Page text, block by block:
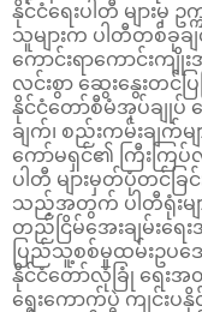
နိုင်ငံရေးပါတီ များမှ ဥက္
သူများက ပါတီတစ်ခုခ
ကောင်းရာကောင်းကျို
လင်းစွာ ဆွေးနွေးတင်ပ
နိုင်ငံတော်စီမံအုပ်ချုပ်
ချက်၊ စည်းကမ်းချက်မ
ကော်မရှင်၏ ကြီးကြပ်
ပါတီ များမှတ်ပုံတင်ခ
သည့်အတွက် ပါတီရုံးမျ
တည်ငြိမ်အေးချမ်းရ
ပြည်သူ့စစ်မှုထမ်းဥပဒေ
နိုင်ငံတော်လုံခြုံ ရေး
ရွေးကောက်ပွဲ ကျင်း